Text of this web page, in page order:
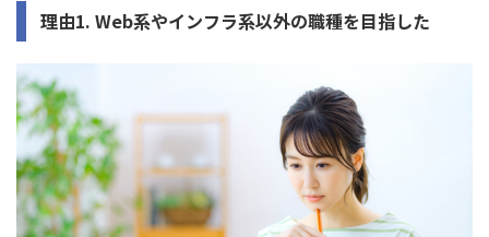
理由1. Web系やインフラ系以外の職種を目指した